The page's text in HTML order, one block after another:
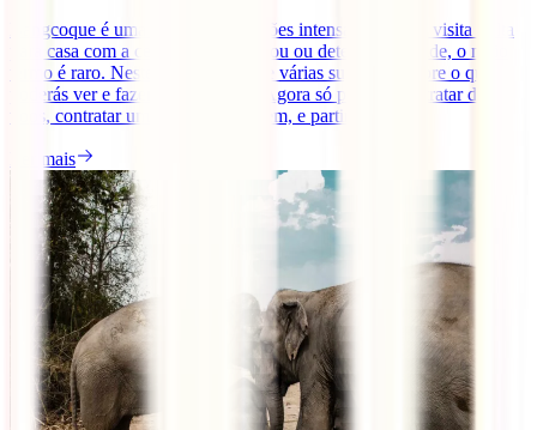
Bangcoque é uma cidade de emoções intensas. Quem a visita volta
para casa com a certeza de que amou ou detestou a cidade, o meio
termo é raro. Neste artigo damos-te várias sugestões sobre o que
poderás ver e fazer em Bangkok. Agora só precisas de tratar dos
voos, contratar um seguro de viagem, e partir [...]
Ler mais